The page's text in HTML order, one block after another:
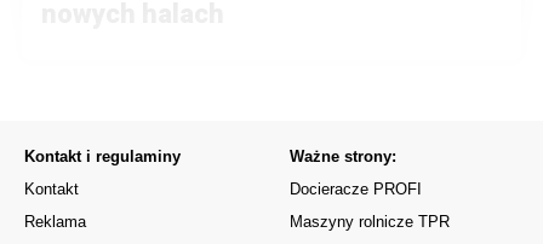
Kontakt i regulaminy
Kontakt
Reklama
Ważne strony:
Docieracze PROFI
Maszyny rolnicze TPR